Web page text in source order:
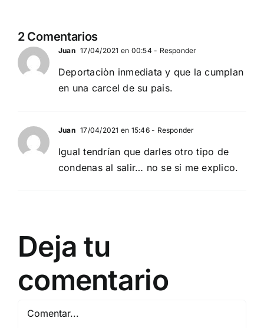
2 Comentarios
Juan 17/04/2021 en 00:54 - Responder
Deportaciòn inmediata y que la cumplan
en una carcel de su pais.
Juan 17/04/2021 en 15:46- Responder
Igual tendrían que darles otro tipo de
condenas al salir… no se si me explico.
Deja tu
comentario